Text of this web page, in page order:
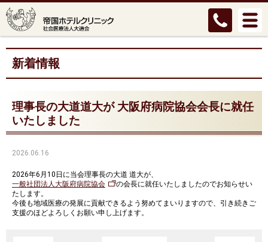
新着情報
理事長の大道道大が 大阪府病院協会会長に就任
いたしました
2026.06.16
2026年6月10日に当会理事長の大道 道大が、
一般社団法人大阪府病院協会
の会長に就任いたしましたのでお知らせい
たします。
今後も地域医療の発展に貢献できるよう努めてまいりますので、引き続きご
支援のほどよろしくお願い申し上げます。